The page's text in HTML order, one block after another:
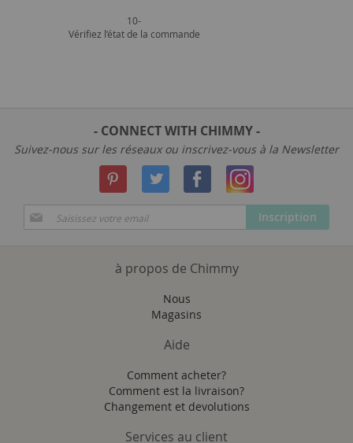
10-
Vérifiez l’état de la commande
- CONNECT WITH CHIMMY -
Suivez-nous sur les réseaux ou inscrivez-vous à la Newsletter
Inscription
à
Inscription
à propos de Chimmy
Nous
Magasins
Aide
Comment acheter?
Comment est la livraison?
Changement et devolutions
Services au client